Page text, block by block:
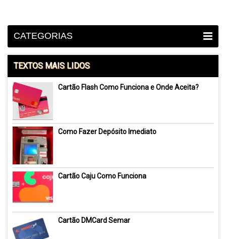
CATEGORIAS
TEXTOS MAIS LIDOS
Cartão Flash Como Funciona e Onde Aceita?
Como Fazer Depósito Imediato
Cartão Caju Como Funciona
Cartão DMCard Semar